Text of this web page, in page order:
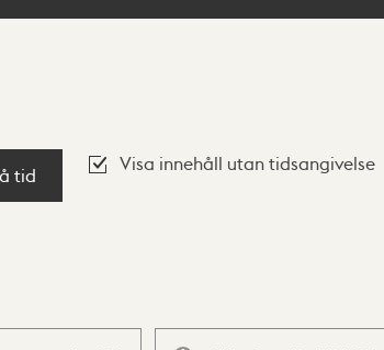
tid
Visa innehåll utan tidsangivelse